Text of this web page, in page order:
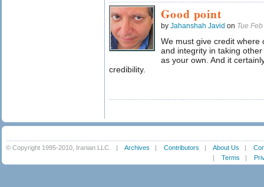
Good point
by Jahanshah Javid on Tue
We must give credit
and integrity in taking
as your own. And it
credibility.
© Copyright 1995-2010, Iranian LLC. | Archives | Contributors | About Us |
| Terms |